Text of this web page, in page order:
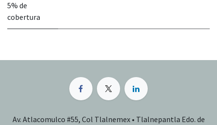
5% de
cobertura
Av. Atlacomulco #55, Col Tlalnemex • Tlalnepantla Edo. de